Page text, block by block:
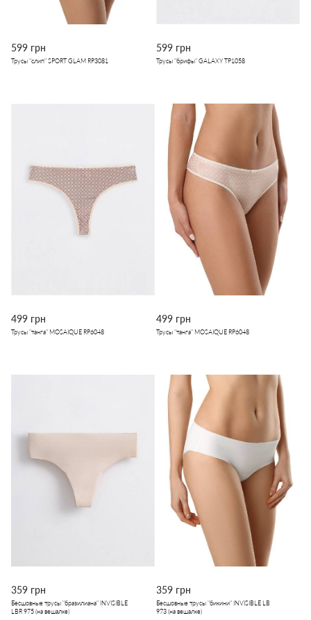
599 грн
Трусы "слип" SPORT GLAM RP3081
599 грн
Трусы "брифы" GALAXY TP1058
499 грн
Трусы "танга" MOSAIQUE RP6048
499 грн
Трусы "танга" MOSAIQUE RP6048
359 грн
Бесшовные трусы "бразилиана" INVISIBLE
LBR 975 (на вешалке)
359 грн
Бесшовные трусы "бикини" INVISIBLE LB
973 (на вешалке)